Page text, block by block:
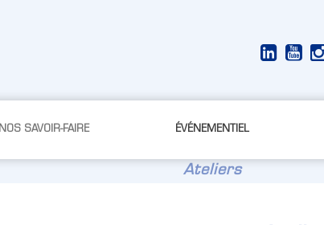
NOS SAVOIR-FAIRE ÉVÉNEMENTIEL
Ateliers